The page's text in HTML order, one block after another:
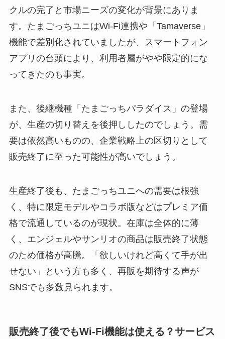
クルの完了と市場ニーズの変化が背景にありま
す。たまごっちユニはWi-Fi連携や「Tamaverse」
機能で差別化されていましたが、スマートフォン
アプリの台頭により、利用者層がやや限定的にな
ってきたのも事実。
また、後継機種「たまごっちパラダイス」の登場
が、生産の切り替えを後押ししたのでしょう。需
要は依然高いものの、企業戦略上の区切りとして
販売終了に至った可能性が高いでしょう。
生産終了後も、たまごっちユニへの需要は根強
く、特に限定モデルやコラボ版などはプレミア価
格で流通しているのが現状。在庫は全体的に薄
く、エンジェルやサンリオの商品は販売終了状態
のため価格が高騰。「欲しいけれど高くて手が出
せない」という方も多く、再販を期待する声が
SNSでも多数見られます。
販売終了後でもWi-Fi機能は使える？サービス